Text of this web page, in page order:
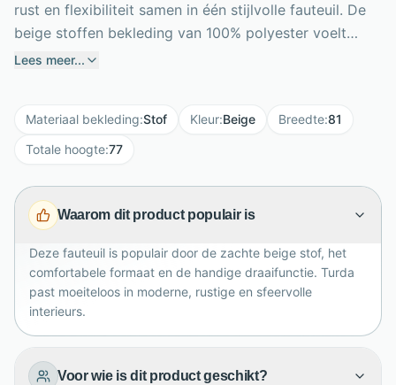
rust en flexibiliteit samen in één stijlvolle fauteuil. De
beige stoffen bekleding van 100% polyester voelt
zacht aan en geeft de stoel een warme, toegankelijke
woonkamer, leeshoek of loungeplek. Met een breedte
van 81 cm, hoogte van 77 cm en diepte van 78 cm
neutrale beige kleur laat zich makkelijk combineren
met hout, bouclé, linnen en natuurlijke tinten. Een
wonen.
Lees meer...
Materiaal bekleding:Stof Kleur:Beige Breedte:81
Totale hoogte:77
Waarom dit product populair is
Deze fauteuil is populair door de zachte beige stof, het
comfortabele formaat en de handige draaifunctie. Turda
past moeiteloos in moderne, rustige en sfeervolle
interieurs.
Voor wie is dit product geschikt?